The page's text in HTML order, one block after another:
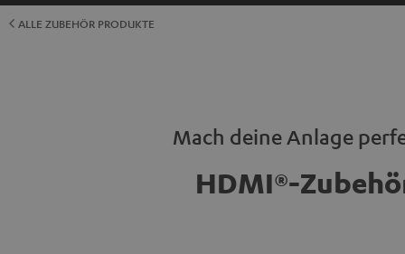
ALLE ZUBEHÖR PRODUKTE
Mach deine Anlage
HDMI®-